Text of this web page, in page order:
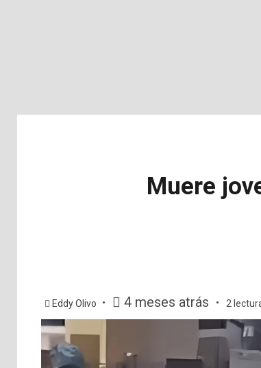
Muere
Eddy Olivo 4 meses atrás 2